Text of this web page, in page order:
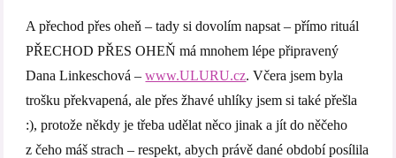
A přechod přes oheň – tady si dovolím napsat – přímo rituál
PŘECHOD PŘES OHEŇ má mnohem lépe připravený
Dana Linkeschová –www.ULURU.cz. Včera jsem byla
trošku překvapená, ale přes žhavé uhlíky jsem si také přešla
:), protože někdy je třeba udělat něco jinak a jít do něčeho
z čeho máš strach – respekt, abych právě dané období posílila